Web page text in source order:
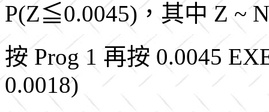
P(Z≦0.0045)，其中 Z ~
按 Prog 1 再按 0.0045
0.0018)